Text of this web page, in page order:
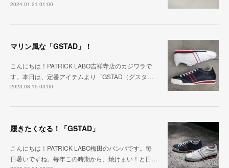
2024.01.21 01:00
マリン風な「GSTAD」！
こんにちは！PATRICK LABO吉祥寺店のカジワラで
す。本日は、定番アイテムより「GSTAD（グスタ…
2023.08.15 03:00
履きたくなる！「GSTAD」
こんにちは！PATRICK LABO梅田のバンバです。毎
日暑いですね。毎年この時期から、焼けまい！と日…